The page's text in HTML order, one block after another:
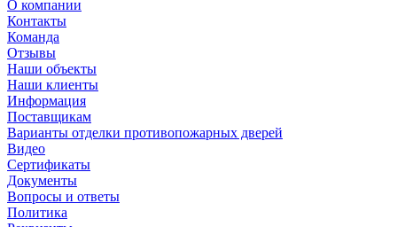
О компании
Контакты
Команда
Отзывы
Наши объекты
Наши клиенты
Информация
Поставщикам
Варианты отделки противопожарных дверей
Видео
Сертификаты
Документы
Вопросы и ответы
Политика